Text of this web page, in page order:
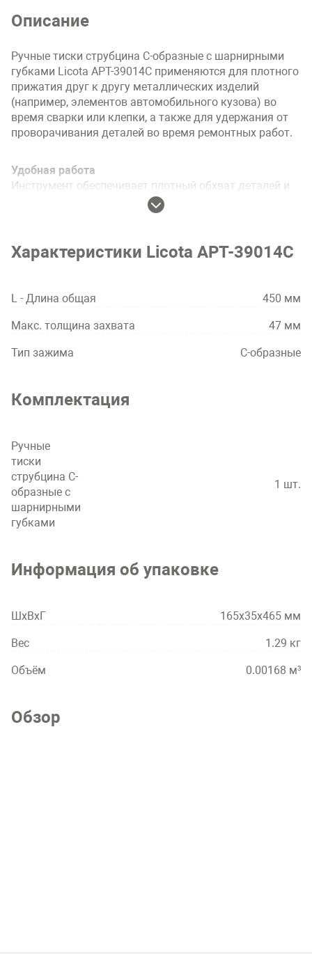
Описание
Ручные тиски струбцина С-образные с шарнирными
губками Licota APT-39014C применяются для плотного
прижатия друг к другу металлических изделий
(например, элементов автомобильного кузова) во
время сварки или клепки, а также для удержания от
проворачивания деталей во время ремонтных работ.
Удобная работа
Инструмент обеспечивает плотный обхват деталей и
удобство при работе с крепежом.
Инструмент изготовлен из хром-ванадиевой стали,
Характеристики Licota APT-39014C
L - Длина общая 450 мм
Макс. толщина захвата 47 мм
Тип зажима С-образные
Комплектация
Ручные
тиски
струбцина С-
образные с
шарнирными
губками
1 шт.
Информация об упаковке
ШхВхГ 165x35x465 мм
Вес 1.29 кг
Объём 0.00168 м³
Обзор